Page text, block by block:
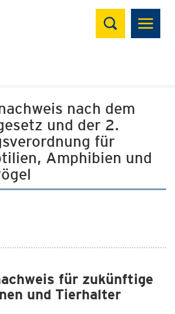
Suchen
nach dem
und der 2.
für
Amphibien und
für zukünftige
und Tierhalter